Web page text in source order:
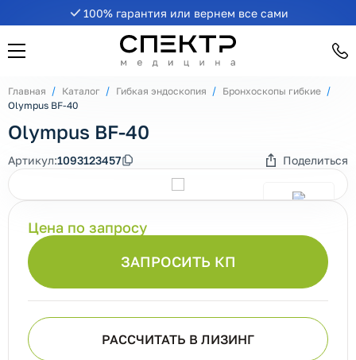
100% гарантия или вернем все сами
Главная Каталог Гибкая эндоскопия
Бронхоскопы гибкие
Olympus BF-40
Olympus BF-40
Артикул:1093123457 Поделиться
ЗАПРОСИТЬ КП
Цена по запросу
РАССЧИТАТЬ В ЛИЗИНГ